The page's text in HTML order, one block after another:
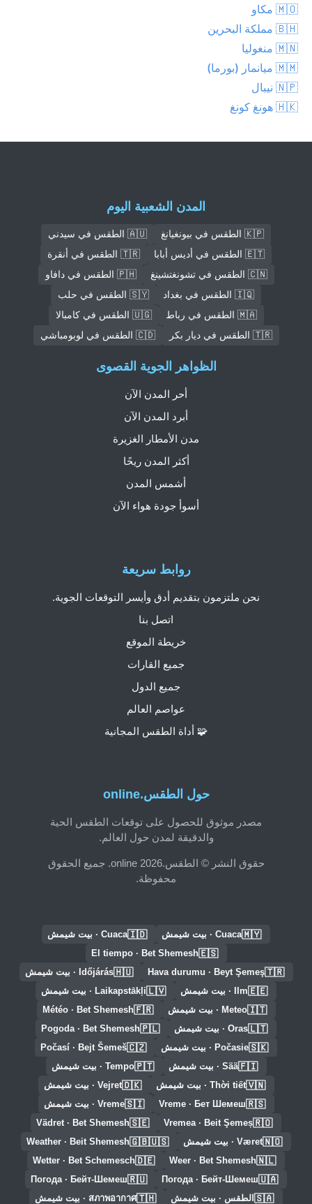
🇲🇴 مكاو
🇧🇭 مملكة البحرين
🇲🇳 منغوليا
🇲🇲 ميانمار (بورما)
🇳🇵 نيبال
🇭🇰 هونغ كونغ
المدن الشعبية اليوم
🇰🇵 الطقس في بيونغيانغ
🇦🇺 الطقس في سيدني
🇪🇹 الطقس في أديس أبابا
🇹🇷 الطقس في أنقرة
🇨🇳 الطقس في تشونغتشينغ
🇵🇭 الطقس في دافاو
🇮🇶 الطقس في بغداد
🇸🇾 الطقس في حلب
🇲🇦 الطقس في رباط
🇺🇬 الطقس في كامبالا
🇹🇷 الطقس في ديار بكر
🇨🇩 الطقس في لوبومباشي
حول الطقس.online
مصدر موثوق للحصول على توقعات الطقس الحية
والدقيقة لمدن حول العالم.
حقوق النشر © الطقس.online 2026. جميع الحقوق
محفوظة.
روابط سريعة
نحن ملتزمون بتقديم أدق وأيسر التوقعات الجوية.
اتصل بنا
خريطة الموقع
جميع القارات
جميع الدول
عواصم العالم
🧩 أداة الطقس المجانية
الظواهر الجوية القصوى
أحر المدن الآن
أبرد المدن الآن
مدن الأمطار الغزيرة
أكثر المدن ريحًا
أشمس المدن
أسوأ جودة هواء الآن
🇲🇾Cuaca · بيت شيمش 🇮🇩Cuaca · بيت شيمش
🇪🇸
El tiempo · Bet Shemesh
🇹🇷
Hava durumu · Beyt Şemeş
🇭🇺Időjárás · بيت شيمش
🇪🇪Ilm · بيت شيمش 🇱🇻Laikapstākļi · بيت شيمش
🇮🇹Meteo · بيت شيمش 🇫🇷
Météo · Bet Shemesh
🇱🇹Oras · بيت شيمش 🇵🇱
Pogoda · Bet Shemesh
🇸🇰Počasie · بيت شيمش 🇨🇿
Počasí · Bejt Šemeš
🇫🇮Sää · بيت شيمش 🇵🇹Tempo · بيت شيمش
🇻🇳Thời tiết · بيت شيمش 🇩🇰Vejret · بيت شيمش
🇷🇸
Vreme · Бет Шемеш
🇸🇮Vreme · بيت شيمش
🇷🇴
Vremea · Beit Şemeș
🇸🇪
Vädret · Bet Shemesh
🇳🇴Været · بيت شيمش 🇬🇧🇺🇸
Weather · Beit Shemesh
🇳🇱
Weer · Bet Shemesh
🇩🇪
Wetter · Bet Schemesch
🇺🇦
Погода · Бейт-Шемеш
🇷🇺
Погода · Бейт-Шемеш
🇸🇦 الطقس · بيت شيمش 🇹🇭สภาพอากาศ · بيت شيمش